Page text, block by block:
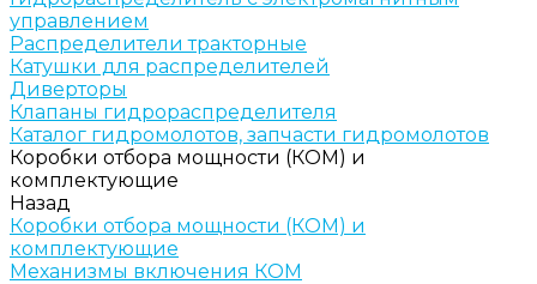
управлением
Распределители тракторные
Катушки для распределителей
Диверторы
Клапаны гидрораспределителя
Каталог гидромолотов, запчасти гидромолотов
Коробки отбора мощности (КОМ) и
комплектующие
Назад
Коробки отбора мощности (КОМ) и
комплектующие
Механизмы включения КОМ